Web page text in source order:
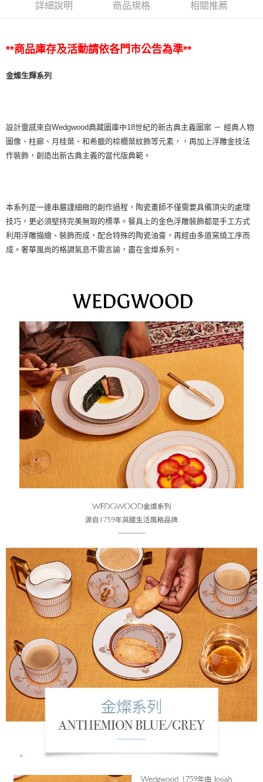
詳細說明 商品規格 相關推薦
**商品庫存及活動請依各門市公告為準**
金燦生輝系列
設計靈感來自Wedgwood典藏圖庫中18世紀的新古典主義圖案 － 經典人物
圖像、柱廊、月桂葉、和希臘的棕櫚葉紋飾等元素，，再加上浮雕金技法
作裝飾，創造出新古典主義的當代版典範。
本系列是一連串嚴謹細緻的創作過程，陶瓷畫師不僅需要具備頂尖的處理
技巧，更必須堅持完美無瑕的標準。餐具上的金色浮雕裝飾都是手工方式
利用浮雕描繪、裝飾而成，配合特殊的陶瓷油膏，再經由多道窯燒工序而
成。奢華風尚的格調氣息不需言諭，盡在金燦系列。